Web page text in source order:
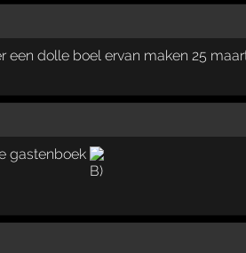
een dolle boel ervan maken 25
gastenboek